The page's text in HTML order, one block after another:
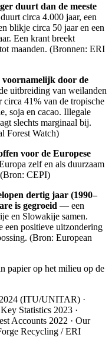
duurt dan de meeste
circa 4.000 jaar, een
blikje circa 50 jaar en een
Een krant breekt
maanden. (Bronnen: ERI
voornamelijk door de
uitbreiding van weilanden
41% van de tropische
soja en cacao. Illegale
slechts marginaal bij.
Forest Watch)
voor de Europese
zelf en als duurzaam
CEPI)
dertig jaar (1990–
is gegroeid — een
en Slowakije samen.
een positieve uitzondering
(Bron: European
papier op het milieu op de
(ITU/UNITAR) ·
Statistics 2023 ·
Accounts 2022 · Our
Recycling / ERI